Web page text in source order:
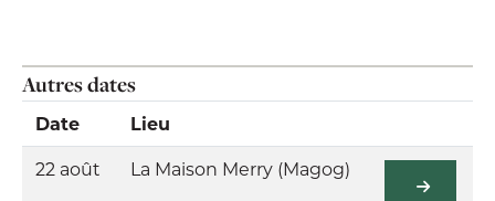
Autres dates
Date
Lieu
22 août
La Maison Merry (Magog)